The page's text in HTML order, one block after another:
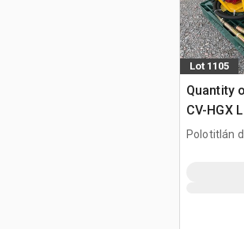
Lot 1105
Quantity
CV-HGX
de
Polotitlán